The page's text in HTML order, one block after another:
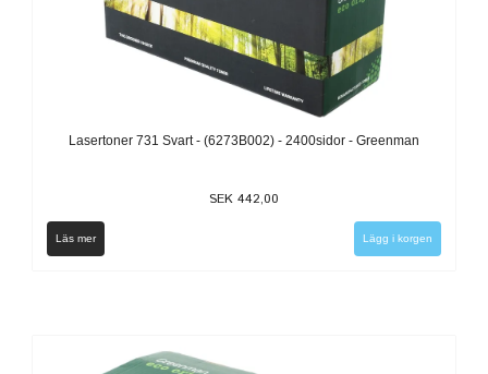
Lasertoner 731 Svart - (6273B002) - 2400sidor - Greenman
SEK 442,00
Läs mer